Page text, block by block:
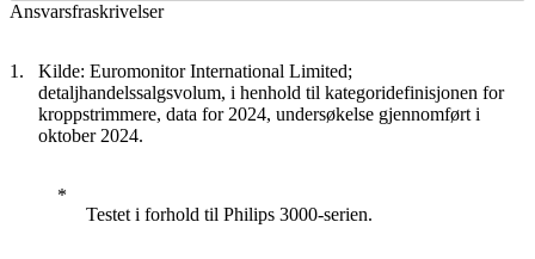
Ansvarsfraskrivelser
Kilde: Euromonitor International Limited;
detaljhandelssalgsvolum, i henhold til kategoridefinisjonen for
kroppstrimmere, data for 2024, undersøkelse gjennomført i
oktober 2024.
Testet i forhold til Philips 3000-serien.